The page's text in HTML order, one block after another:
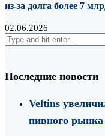
из-за долга более 7
02.06.2026
Последние новости
Veltins
пивного